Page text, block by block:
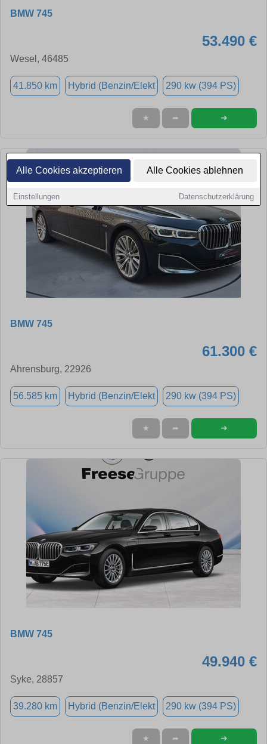
Alle Cookies akzeptieren Alle Cookies ablehnen
Einstellungen Datenschutzerklärung
BMW 745
53.490 €
Wesel, 46485
41.850 km Hybrid (Benzin/Elekt 290 kw (394 PS)
★ ➦ ➜
BMW 745
61.300 €
Ahrensburg, 22926
56.585 km Hybrid (Benzin/Elekt 290 kw (394 PS)
★ ➦ ➜
BMW 745
49.940 €
Syke, 28857
39.280 km Hybrid (Benzin/Elekt 290 kw (394 PS)
★ ➦ ➜